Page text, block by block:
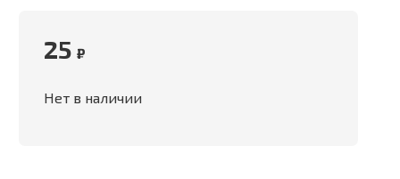
25 ₽
Нет в наличии